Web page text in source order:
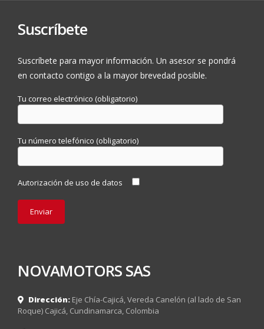
Suscríbete
Suscríbete para mayor información. Un asesor se pondrá
en contacto contigo a la mayor brevedad posible.
Tu correo electrónico (obligatorio)
Tu número telefónico (obligatorio)
Autorización de uso de datos
NOVAMOTORS SAS
Dirección: Eje Chía-Cajicá, Vereda Canelón (al lado de San
Roque) Cajicá, Cundinamarca, Colombia